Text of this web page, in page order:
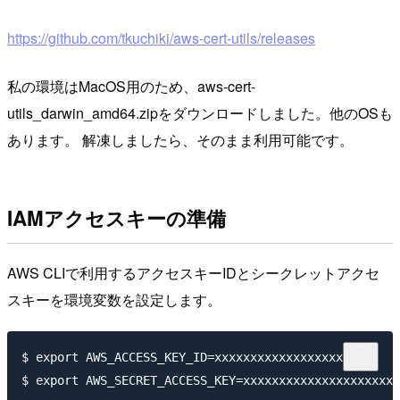
https://github.com/tkuchiki/aws-cert-utils/releases
私の環境はMacOS用のため、aws-cert-
utils_darwin_amd64.zipをダウンロードしました。他のOSも
あります。 解凍しましたら、そのまま利用可能です。
IAMアクセスキーの準備
AWS CLIで利用するアクセスキーIDとシークレットアクセ
スキーを環境変数を設定します。
$ export AWS_ACCESS_KEY_ID=xxxxxxxxxxxxxxxxxxxx